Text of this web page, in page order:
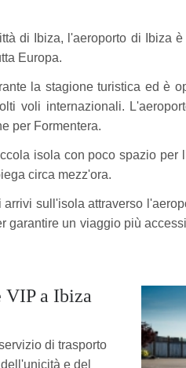
di Ibiza, l'aeroporto di Ibiza
Europa.
la stagione turistica ed è
voli internazionali.
per Formentera.
isola con poco spazio per
circa mezz'ora.
sull'isola attraverso
garantire un viaggio più
VIP a Ibiza
di trasporto
e del